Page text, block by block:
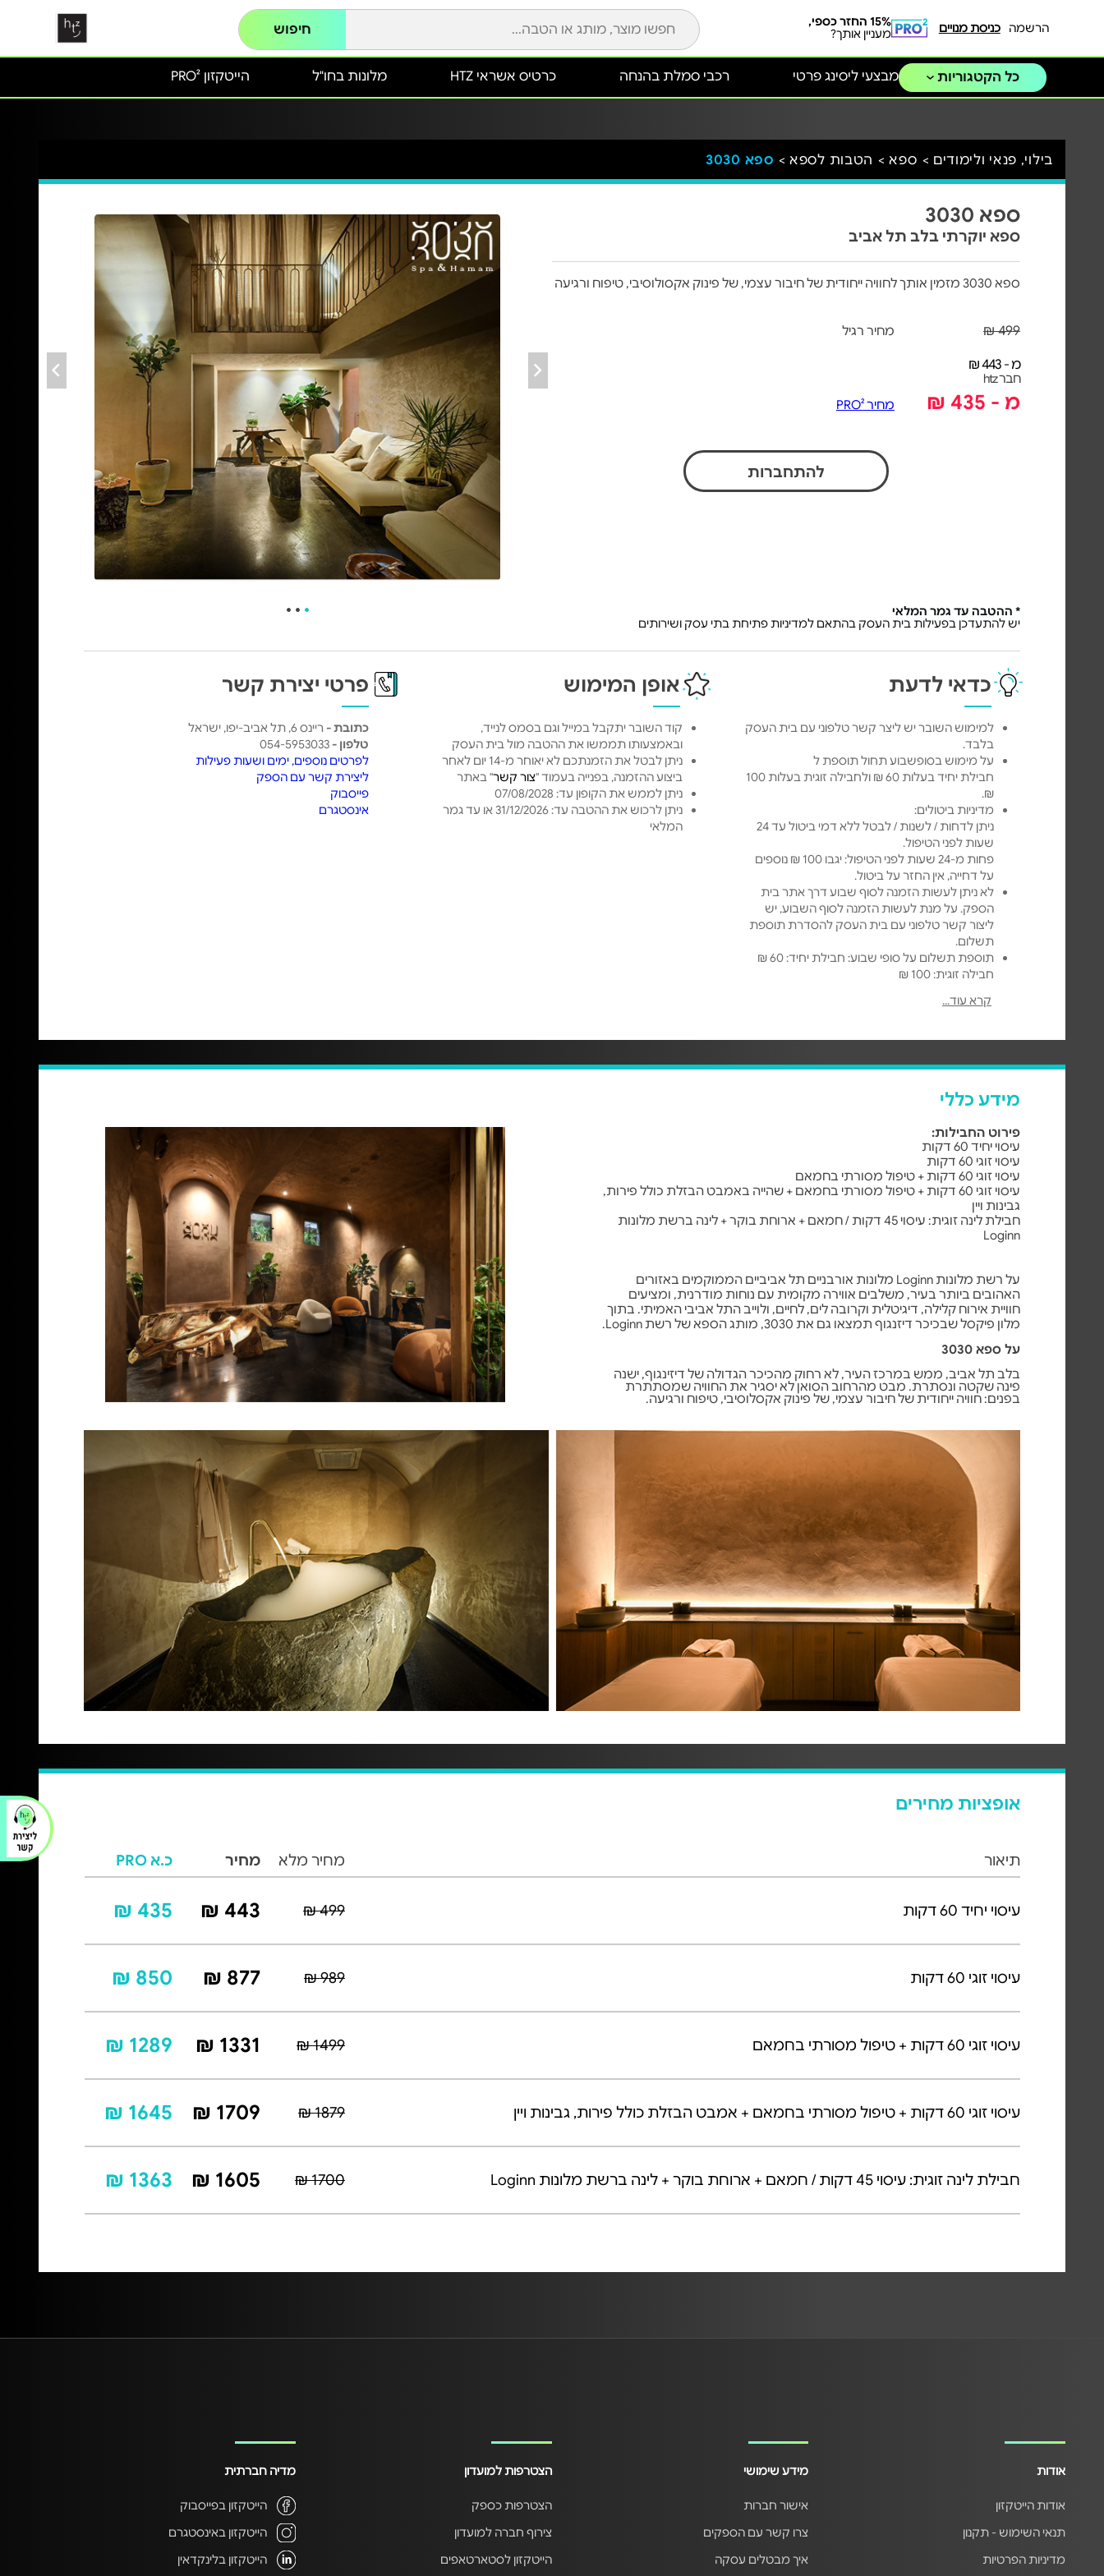
הרשמה כניסת מנויים
15% החזר כספי,
מעניין אותך?
חיפוש
כל הקטגוריות הייטקזון PRO² מלונות בחו"ל כרטיס אשראי HTZ מבצעי ליסינג פרטי רכבי סמלת בהנחה
בילוי, פנאי ולימודים > ספא > הטבות לספא > ספא 3030
ספא 3030
ספא יוקרתי בלב תל אביב
ספא 3030 מזמין אותך לחוויה ייחודית של חיבור עצמי, של פינוק אקסולוסיבי, טיפוח ורגיעה
499 ₪ מחיר רגיל
מ - 443 ₪
חבר htz
מ - 435 ₪ מחיר PRO²
להתחברות
* ההטבה עד גמר המלאי
יש להתעדכן בפעילות בית העסק בהתאם למדיניות פתיחת בתי עסק ושירותים
כדאי לדעת
למימוש השובר יש ליצר קשר טלפוני עם בית העסק
בלבד.
על מימוש בסופשבוע תחול תוספת ל
חבילת יחיד בעלות 60 ₪ ולחבילה זוגית בעלות 100
₪.
מדיניות ביטולים:
ניתן לדחות / לשנות / לבטל ללא דמי ביטול עד 24
שעות לפני הטיפול.
פחות מ-24 שעות לפני הטיפול: יגבו 100 ₪ נוספים
על דחייה, אין החזר על ביטול.
לא ניתן לעשות הזמנה לסוף שבוע דרך אתר בית
הספק. על מנת לעשות הזמנה לסוף השבוע, יש
ליצור קשר טלפוני עם בית העסק להסדרת תוספת
תשלום.
תוספת תשלום על סופי שבוע: חבילת יחיד: 60 ₪
חבילה זוגית: 100 ₪
החזר על ביטול.
הספק.
על מנת לעשות הזמנה לסוף השבוע, יש ליצור קשר
טלפוני עם בית העסק להסדרת תוספת תשלום.
Hotels, חבילת הלינה כוללת לילה אחד באמצע
שבוע בחדר מסוג סטנדרט.
ארוחת הבוקר מוגשת בבית קפה סמוך למלון
ולספא.
קרא עוד...
אופן המימוש
קוד השובר יתקבל במייל וגם בסמס לנייד,
ובאמצעותו תממשו את ההטבה מול בית העסק
ניתן לבטל את הזמנתכם לא יאוחר מ-14 יום לאחר
ביצוע ההזמנה, בפנייה בעמוד "צור קשר" באתר
ניתן לממש את הקופון עד: 07/08/2028
ניתן לרכוש את ההטבה עד: 31/12/2026 או עד גמר
המלאי
פרטי יצירת קשר
כתובת - ריינס 6, תל אביב-יפו, ישראל
טלפון -054-5953033
לפרטים נוספים, ימים ושעות פעילות
ליצירת קשר עם הספק
פייסבוק
אינסטגרם
מידע כללי
פירוט החבילות:
עיסוי יחיד 60 דקות
עיסוי זוגי 60 דקות
עיסוי זוגי 60 דקות + טיפול מסורתי בחמאם
עיסוי זוגי 60 דקות + טיפול מסורתי בחמאם + שהייה באמבט הבזלת כולל פירות,
גבינות ויין
חבילת לינה זוגית: עיסוי 45 דקות / חמאם + ארוחת בוקר + לינה ברשת מלונות
Loginn
על רשת מלונות Loginn מלונות אורבניים תל אביביים הממוקמים באזורים
האהובים ביותר בעיר, משלבים אווירה מקומית עם נוחות מודרנית, ומציעים
חוויית אירוח קלילה, דיגיטלית וקרובה לים, לחיים, ולוייב התל אביבי האמיתי. בתוך
מלון פיקסל שבכיכר דיזנגוף תמצאו גם את 3030, מותג הספא של רשת Loginn.
על ספא 3030
בלב תל אביב, ממש במרכז העיר, לא רחוק מהכיכר הגדולה של דיזינגוף, ישנה
פינה שקטה ונסתרת. מבט מהרחוב הסואן לא יסגיר את החוויה שמסתתרת
בפנים: חוויה ייחודית של חיבור עצמי, של פינוק אקסלוסיבי, טיפוח ורגיעה.
אופציות מחירים
תיאור מחיר מלא מחיר כ.א PRO
עיסוי יחיד 60 דקות 499 ₪
443 ₪
435 ₪
עיסוי זוגי 60 דקות 989 ₪
877 ₪
850 ₪
עיסוי זוגי 60 דקות + טיפול מסורתי בחמאם 1499 ₪
1331 ₪
1289 ₪
עיסוי זוגי 60 דקות + טיפול מסורתי בחמאם + אמבט הבזלת כולל פירות, גבינות ויין 1879 ₪
1709 ₪
1645 ₪
חבילת לינה זוגית: עיסוי 45 דקות / חמאם + ארוחת בוקר + לינה ברשת מלונות Loginn 1700 ₪
1605 ₪
1363 ₪
אודות
אודות הייטקזון
תנאי השימוש - תקנון
מדיניות הפרטיות
מידע שימושי
אישור חברות
צרו קשר עם הספקים
איך מבטלים עסקה
הצטרפות למועדון
הצטרפות כספק
צירוף חברה למועדון
הייטקזון לסטארטאפים
מדיה חברתית
הייטקזון בפייסבוק
הייטקזון באינסטגרם
הייטקזון בלינקדאין